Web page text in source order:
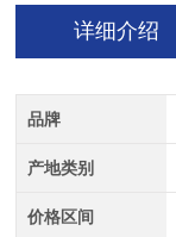
详细介绍
品牌
产地类别
价格区间